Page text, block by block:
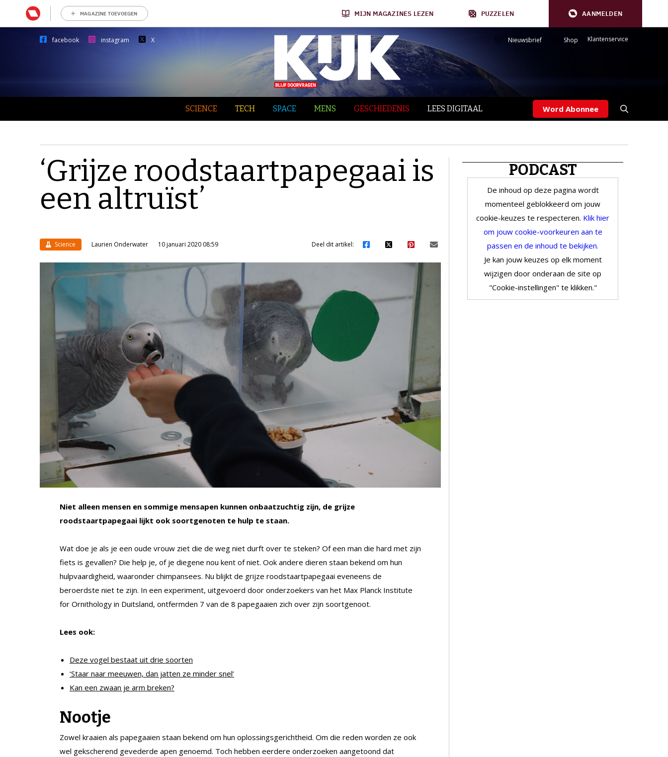
MAGAZINE TOEVOEGEN MIJN MAGAZINES LEZEN PUZZELEN AANMELDEN
facebook instagram X Nieuwsbrief Shop Klantenservice
SCIENCE TECH SPACE MENS GESCHIEDENIS LEES DIGITAAL Word Abonnee
‘Grijze roodstaartpapegaai is
een altruïst’
Science Laurien Onderwater 10 januari 2020 08:59 Deel dit artikel:
Niet alleen mensen en sommige mensapen kunnen onbaatzuchtig zijn, de grijze
roodstaartpapegaai lijkt ook soortgenoten te hulp te staan.
Wat doe je als je een oude vrouw ziet die de weg niet durft over te steken? Of een man die hard met zijn
fiets is gevallen? Die help je, of je diegene nou kent of niet. Ook andere dieren staan bekend om hun
hulpvaardigheid, waaronder chimpansees. Nu blijkt de grijze roodstaartpapegaai eveneens de
beroerdste niet te zijn. In een experiment, uitgevoerd door onderzoekers van het Max Planck Institute
for Ornithology in Duitsland, ontfermden 7 van de 8 papegaaien zich over zijn soortgenoot.
Lees ook:
Deze vogel bestaat uit drie soorten
‘Staar naar meeuwen, dan jatten ze minder snel’
Kan een zwaan je arm breken?
Nootje
Zowel kraaien als papegaaien staan bekend om hun oplossingsgerichtheid. Om die reden worden ze ook
wel gekscherend gevederde apen genoemd. Toch hebben eerdere onderzoeken aangetoond dat
PODCAST
De inhoud op deze pagina wordt
momenteel geblokkeerd om jouw
cookie-keuzes te respecteren. Klik hier
om jouw cookie-voorkeuren aan te
passen en de inhoud te bekijken.
Je kan jouw keuzes op elk moment
wijzigen door onderaan de site op
"Cookie-instellingen" te klikken."